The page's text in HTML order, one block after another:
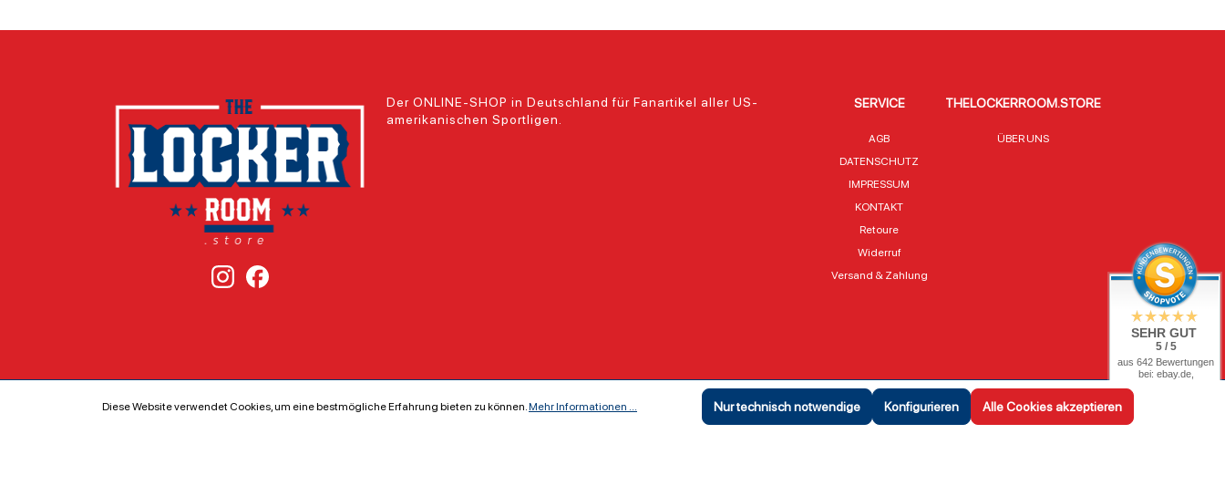
Der ONLINE-SHOP in Deutschland für Fanartikel aller US-
amerikanischen Sportligen.
SERVICE
AGB
DATENSCHUTZ
IMPRESSUM
KONTAKT
Retoure
Widerruf
Versand & Zahlung
THELOCKERROOM.STORE
ÜBER UNS
Diese Website verwendet Cookies, um eine bestmögliche Erfahrung bieten zu können.Mehr Informationen ... Nur technisch notwendige Konfigurieren Alle Cookies akzeptieren
SEHR GUT
5 / 5
aus 642 Bewertungen
bei: ebay.de,